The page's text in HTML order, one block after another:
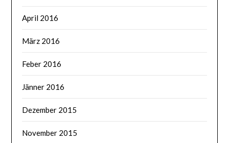
April 2016
März 2016
Feber 2016
Jänner 2016
Dezember 2015
November 2015